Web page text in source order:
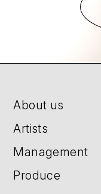
About us
Artists
Management
Produce